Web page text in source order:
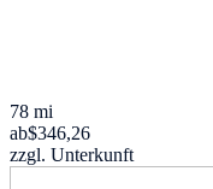
78 mi
ab$346,26
zzgl. Unterkunft